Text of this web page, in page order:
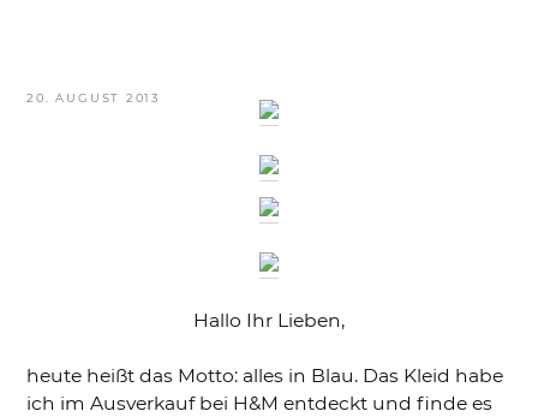
VERÖFFENTLICHT
20. AUGUST 2013
Hallo Ihr Lieben,
heute heißt das Motto: alles in Blau. Das Kleid habe
ich im Ausverkauf bei H&M entdeckt und finde es